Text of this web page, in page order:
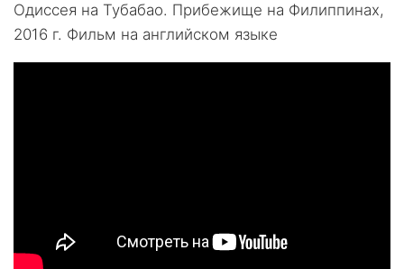
Одиссея на Тубабао. Прибежище на Филиппинах,
2016 г. Фильм на английском языке